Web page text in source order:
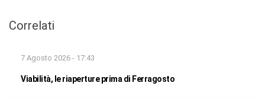
Correlati
7 Agosto 2026 - 17:43
Viabilità, le riaperture prima di Ferragosto